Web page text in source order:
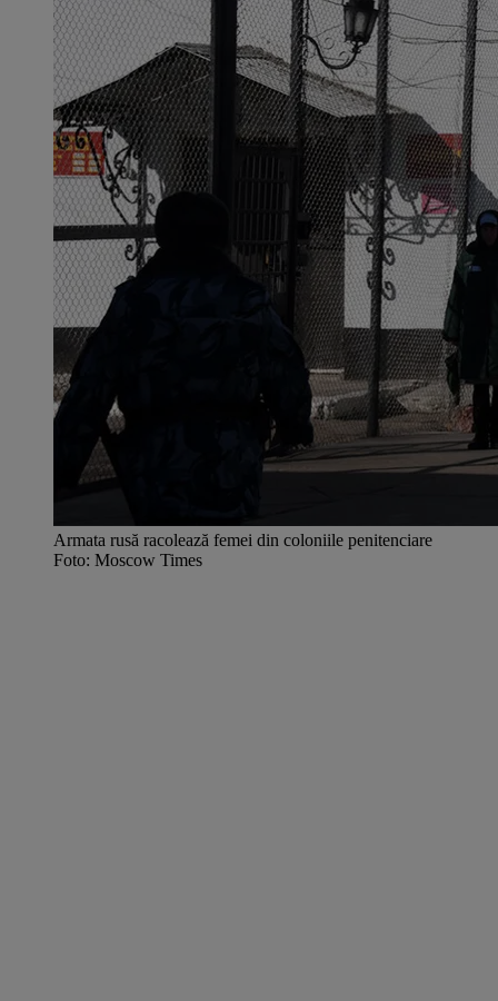
Armata rusă racolează femei din coloniile penitenciare
Foto: Moscow Times